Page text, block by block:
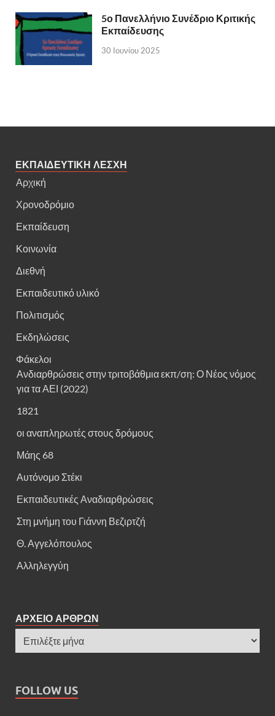
5ο Πανελλήνιο Συνέδριο Κριτικής
Εκπαίδευσης
30 Ιουνίου 2025
ΕΚΠΑΙΔΕΥΤΙΚΗ ΛΕΣΧΗ
Αρχική
Χρονοδρόμιο
Εκπαίδευση
Κοινωνία
Διεθνή
Εκπαιδευτικό υλικό
Πολιτισμός
Εκδηλώσεις
Φάκελοι
Ανδιαρθρώσεις στην τριτοβάθμια εκπ/ση: Ο Νέος νόμος
για τα ΑΕΙ (2022)
1821
οι αναπληρωτές στους δρόμους
Μάης 68
Αυτόνομο Στέκι
Εκπαιδευτικές Αναδιαρθρώσεις
Στη μνήμη του Γιάννη Βεζιρτζή
Θ. Αγγελόπουλος
Αλληλεγγύη
ΑΡΧΕΙΟ ΑΡΘΡΩΝ
FOLLOW US